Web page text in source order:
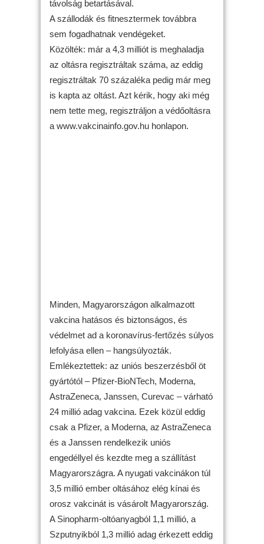
távolság betartásával.
A szállodák és fitnesztermek továbbra
sem fogadhatnak vendégeket.
Közölték: már a 4,3 milliót is meghaladja
az oltásra regisztráltak száma, az eddig
regisztráltak 70 százaléka pedig már meg
is kapta az oltást. Azt kérik, hogy aki még
nem tette meg, regisztráljon a védőoltásra
a www.vakcinainfo.gov.hu honlapon.
Minden, Magyarországon alkalmazott
vakcina hatásos és biztonságos, és
védelmet ad a koronavírus-fertőzés súlyos
lefolyása ellen – hangsúlyozták.
Emlékeztettek: az uniós beszerzésből öt
gyártótól – Pfizer-BioNTech, Moderna,
AstraZeneca, Janssen, Curevac – várható
24 millió adag vakcina. Ezek közül eddig
csak a Pfizer, a Moderna, az AstraZeneca
és a Janssen rendelkezik uniós
engedéllyel és kezdte meg a szállítást
Magyarországra. A nyugati vakcinákon túl
3,5 millió ember oltásához elég kínai és
orosz vakcinát is vásárolt Magyarország.
A Sinopharm-oltóanyagból 1,1 millió, a
Szputnyikból 1,3 millió adag érkezett eddig